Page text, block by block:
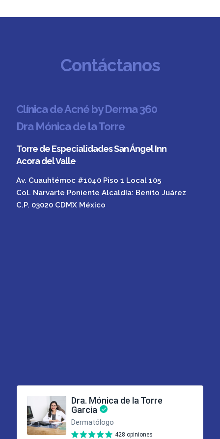
Contáctanos
Clínica de Acné by Derma 360
Dra Mónica de la Torre
Torre de Especialidades San Ángel Inn
Acora del Valle
Av. Cuauhtémoc #1040 Piso 1 Local 105
Col. Narvarte Poniente Alcaldía: Benito Juárez
C.P. 03020 CDMX México